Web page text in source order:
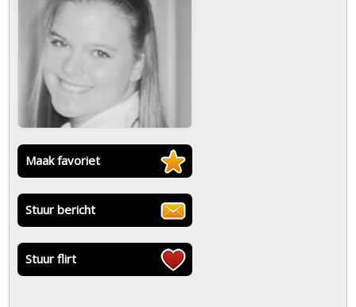
Maak favoriet
Stuur bericht
Stuur flirt